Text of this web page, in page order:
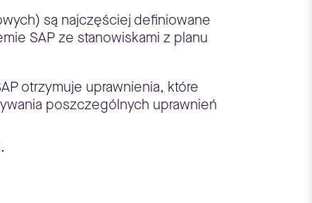
są najczęściej definiowane
SAP ze stanowiskami z planu
otrzymuje uprawnienia, które
poszczególnych uprawnień